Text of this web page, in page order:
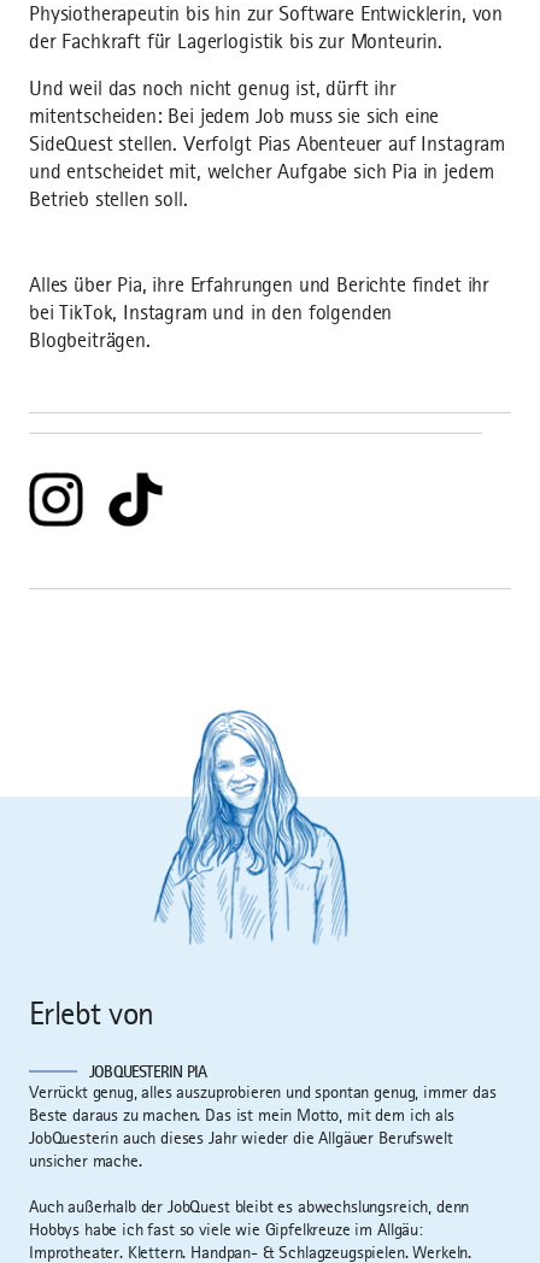
Physiotherapeutin bis hin zur Software Entwicklerin, von
der Fachkraft für Lagerlogistik bis zur Monteurin.
Und weil das noch nicht genug ist, dürft ihr
mitentscheiden: Bei jedem Job muss sie sich eine
SideQuest stellen. Verfolgt Pias Abenteuer auf Instagram
und entscheidet mit, welcher Aufgabe sich Pia in jedem
Betrieb stellen soll.
Alles über Pia, ihre Erfahrungen und Berichte findet ihr
bei TikTok, Instagram und in den folgenden
Blogbeiträgen.
Erlebt von
JOBQUESTERIN PIA
Verrückt genug, alles auszuprobieren und spontan genug, immer das
Beste daraus zu machen. Das ist mein Motto, mit dem ich als
JobQuesterin auch dieses Jahr wieder die Allgäuer Berufswelt
unsicher mache.
Auch außerhalb der JobQuest bleibt es abwechslungsreich, denn
Hobbys habe ich fast so viele wie Gipfelkreuze im Allgäu:
Improtheater. Klettern. Handpan- & Schlagzeugspielen. Werkeln.